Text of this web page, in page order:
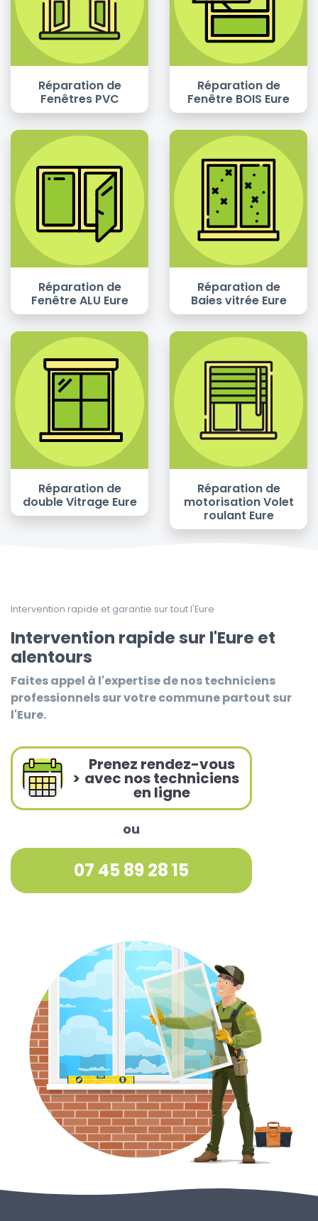
Réparation de
Fenêtres PVC
Réparation de
Fenêtre BOIS Eure
Réparation de
Fenêtre ALU Eure
Réparation de
Baies vitrée Eure
Réparation de
double Vitrage Eure
Réparation de
motorisation Volet
roulant Eure
Intervention rapide et garantie sur tout l'Eure
Intervention rapide sur l'Eure et
alentours
Faites appel à l'expertise de nos techniciens
professionnels sur votre commune partout sur
l'Eure.
>
Prenez rendez-vous
avec nos techniciens
en ligne
ou
07 45 89 28 15